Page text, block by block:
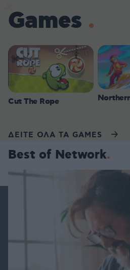
Games
Cut The Rope
ΔΕΙΤΕ ΟΛΑ ΤΑ GAMES
Best of Network